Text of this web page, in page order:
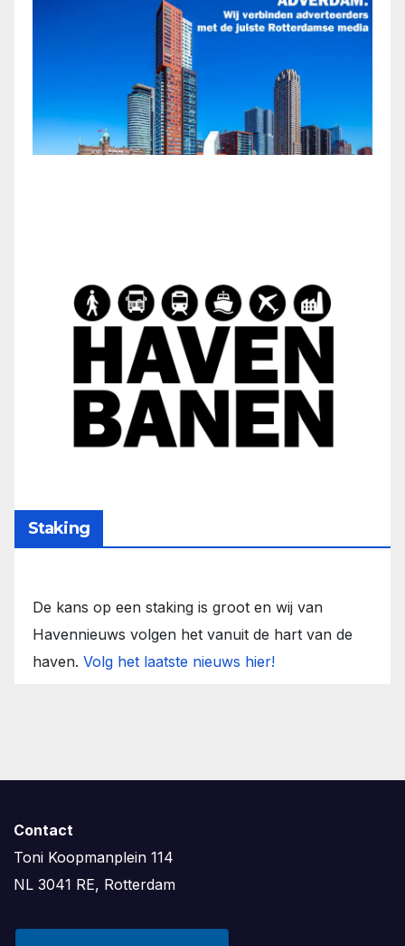
Staking
De kans op een staking is groot en wij van
Havennieuws volgen het vanuit de hart van de
haven. Volg het laatste nieuws hier!
Contact
Toni Koopmanplein 114
NL 3041 RE, Rotterdam